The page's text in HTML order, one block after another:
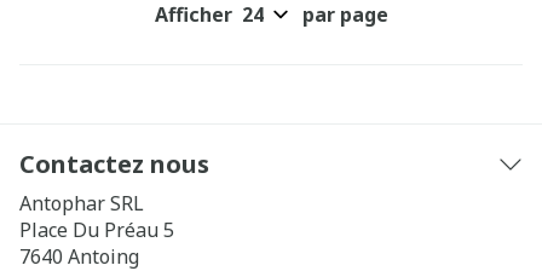
Afficher par page
Contactez nous
Antophar SRL
Place Du Préau 5
7640 Antoing